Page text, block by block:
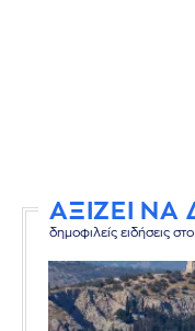
ΑΞΙΖΕΙ ΝΑ
δημοφιλείς ειδήσεις